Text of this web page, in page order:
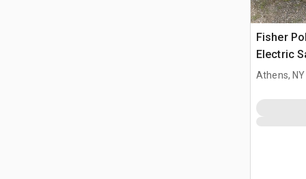
Fisher
Electric
Truck
Athens, NY